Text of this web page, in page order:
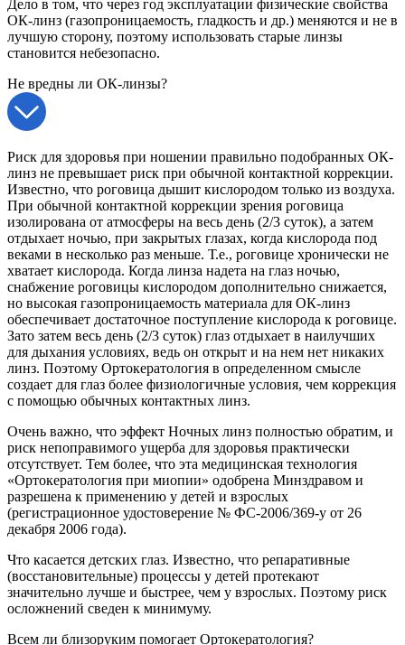
Дело в том, что через год эксплуатации физические свойства
ОК-линз (газопроницаемость, гладкость и др.) меняются и не в
лучшую сторону, поэтому использовать старые линзы
становится небезопасно.
Не вредны ли ОК-линзы?
Риск для здоровья при ношении правильно подобранных ОК-
линз не превышает риск при обычной контактной коррекции.
Известно, что роговица дышит кислородом только из воздуха.
При обычной контактной коррекции зрения роговица
изолирована от атмосферы на весь день (2/3 суток), а затем
отдыхает ночью, при закрытых глазах, когда кислорода под
веками в несколько раз меньше. Т.е., роговице хронически не
хватает кислорода. Когда линза надета на глаз ночью,
снабжение роговицы кислородом дополнительно снижается,
но высокая газопроницаемость материала для ОК-линз
обеспечивает достаточное поступление кислорода к роговице.
Зато затем весь день (2/3 суток) глаз отдыхает в наилучших
для дыхания условиях, ведь он открыт и на нем нет никаких
линз. Поэтому Ортокератология в определенном смысле
создает для глаз более физиологичные условия, чем коррекция
с помощью обычных контактных линз.
Очень важно, что эффект Ночных линз полностью обратим, и
риск непоправимого ущерба для здоровья практически
отсутствует. Тем более, что эта медицинская технология
«Ортокератология при миопии» одобрена Минздравом и
разрешена к применению у детей и взрослых
(регистрационное удостоверение № ФС-2006/369-у от 26
декабря 2006 года).
Что касается детских глаз. Известно, что репаративные
(восстановительные) процессы у детей протекают
значительно лучше и быстрее, чем у взрослых. Поэтому риск
осложнений сведен к минимуму.
Всем ли близоруким помогает Ортокератология?